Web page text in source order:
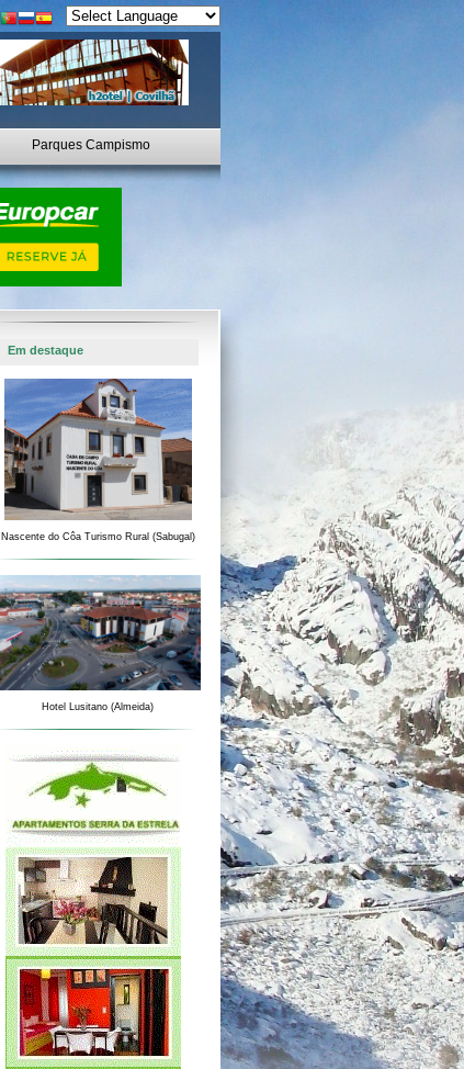
Parques Campismo
Em destaque
Nascente do Côa Turismo Rural (Sabugal)
Hotel Lusitano (Almeida)